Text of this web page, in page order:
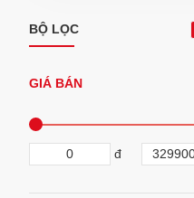
BỘ LỌC
GIÁ BÁN
đ